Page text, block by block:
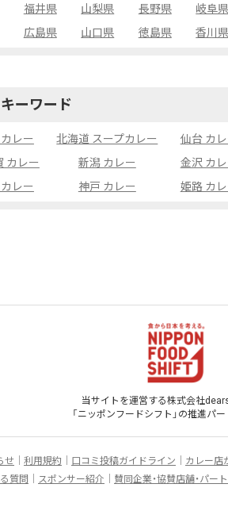
福井県 山梨県 長野県 岐阜県
広島県 山口県 徳島県 香川県
ーワード
レー 北海道 スープカレー 仙台 カ
カレー
新潟 カレー 金沢 カ
レー
神戸 カレー 姫路 カ
当サイトを運営する株式会社
「ニッポンフードシフト」 の推進パー
せ 利用規約 口コミ投稿ガイドライン カレー店
質問
スポンサー紹介 賛同企業・協賛店舗・パー